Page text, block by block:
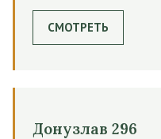
СМОТРЕТЬ
Донузлав 296